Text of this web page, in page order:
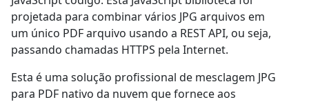
projetada para combinar vários JPG arquivos em
um único PDF arquivo usando a REST API, ou seja,
passando chamadas HTTPS pela Internet.
Esta é uma solução profissional de mesclagem JPG
para PDF nativo da nuvem que fornece aos